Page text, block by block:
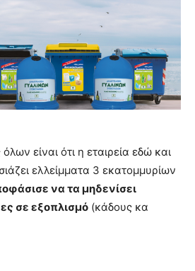
είναι ότι η εταιρεία εδώ και
ελλείμματα 3 εκατομμυρίων
να τα μηδενίσει
σε εξοπλισμό (κάδους κα